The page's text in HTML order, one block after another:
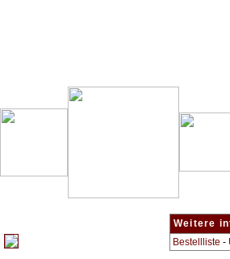
Weitere
Bestellliste -